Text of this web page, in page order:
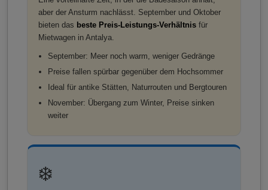
aber der Ansturm nachlässt. September und Oktober
bieten das beste Preis-Leistungs-Verhältnis für
Mietwagen in Antalya.
September: Meer noch warm, weniger Gedränge
Preise fallen spürbar gegenüber dem Hochsommer
Ideal für antike Stätten, Naturrouten und Bergtouren
November: Übergang zum Winter, Preise sinken
weiter
❄️